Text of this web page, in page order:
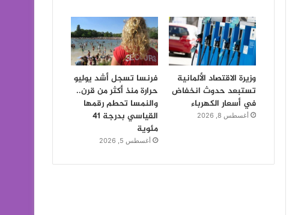
وزيرة الاقتصاد الألمانية
تستبعد حدوث انخفاض
في أسعار الكهرباء
أغسطس 8, 2026
فرنسا تسجل أشد يوليو
حرارة منذ أكثر من قرن..
والنمسا تحطم رقمها
القياسي بدرجة 41
مئوية
أغسطس 5, 2026